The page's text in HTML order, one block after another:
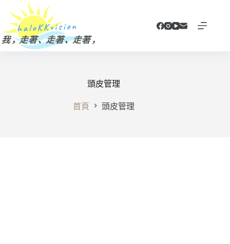
主
要
頭皮管理
首頁 頭皮管理